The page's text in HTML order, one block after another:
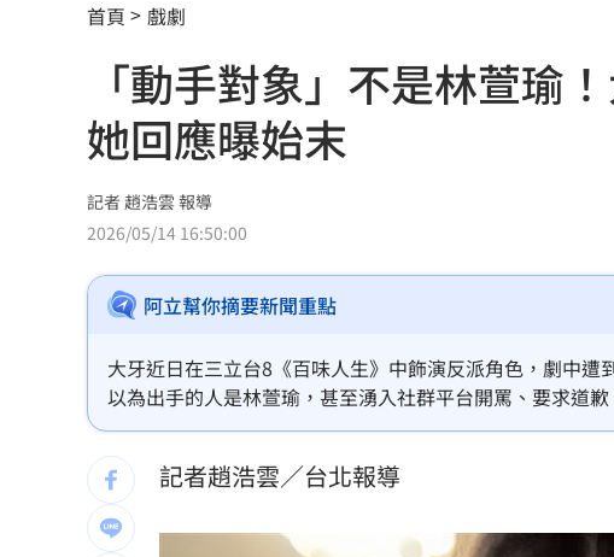
Mina同學發聲 揭她19歲半工半讀考上名校
南港LaLaport鷹架倒塌！北市開罰30萬 16:53
台股風向變了！他點3改變：資金往這族群
80歲伯不甩演習硬闖…嗆警：路你家的逆？
漢光首日驚魂！女連長寢室遭陌生人闖入
泰國14歲少年先殺祖父母再屠6師生 動機曝
韓韶禧接棒安海瑟薇！搭崔岷植被嫌「嫩」
來台1年賺百萬 韓啦啦隊女神定居台灣
石崇良、姜至剛驚傳請辭？衛福部回應了 16:39
首頁 戲劇
「動手對象」不是林萱瑜
她回應曝始末
記者 趙浩雲 報導
2026/05/14 16:50:00
阿立幫你摘要新聞重點
大牙近日在三立台8《百味人生》中飾演反派角色，劇中
以為出手的人是林萱瑜，甚至湧入社群平台開罵、要求道
正賞巴掌的人其實是張琴。趙浩雲
記者趙浩雲／台北報導